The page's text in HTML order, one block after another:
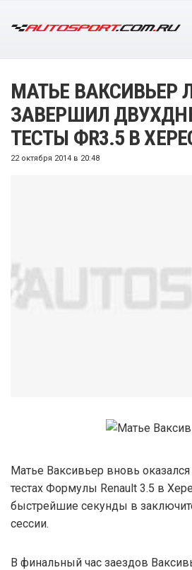
МАТЬЕ ВАКСИВЬЕР
ЗАВЕРШИЛ
ТЕСТЫ ФR3.5 В
22 октября 2014 в 20:48
Матье Ваксивьер вновь
тестах Формулы Renault 3.5 в
быстрейшие секунды в
сессии.
В финальный час заездов